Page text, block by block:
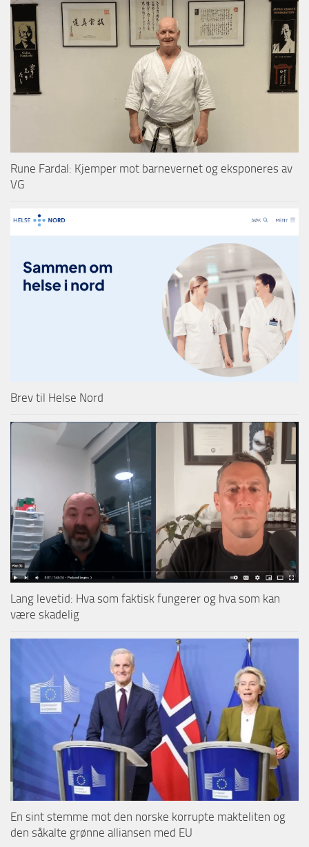
Rune Fardal: Kjemper mot barnevernet og eksponeres av
VG
Brev til Helse Nord
Lang levetid: Hva som faktisk fungerer og hva som kan
være skadelig
En sint stemme mot den norske korrupte makteliten og
den såkalte grønne alliansen med EU